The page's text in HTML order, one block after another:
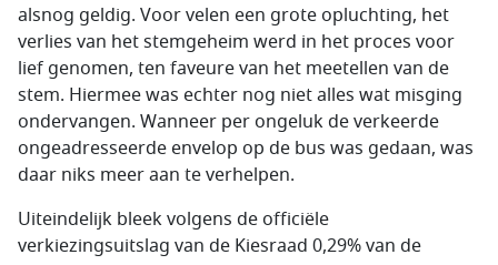
alsnog geldig. Voor velen een grote opluchting, het
verlies van het stemgeheim werd in het proces voor
lief genomen, ten faveure van het meetellen van de
stem. Hiermee was echter nog niet alles wat misging
ondervangen. Wanneer per ongeluk de verkeerde
ongeadresseerde envelop op de bus was gedaan, was
daar niks meer aan te verhelpen.
Uiteindelijk bleek volgens de officiële
verkiezingsuitslag van de Kiesraad 0,29% van de